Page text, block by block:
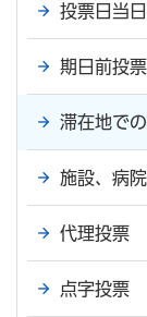
投票日当
期日前投
滞在地で
施設、病
代理投票
点字投票